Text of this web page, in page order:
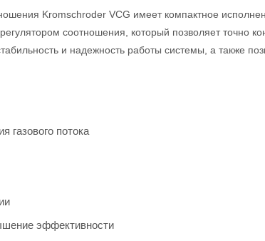
Kromschroder VCG имеет компактное
соотношения, который позволяет точно
и надежность работы системы, а также
газового потока
эффективности